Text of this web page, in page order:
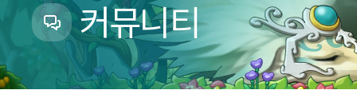
메이플 알림판
with maple
추가정보
커뮤니티